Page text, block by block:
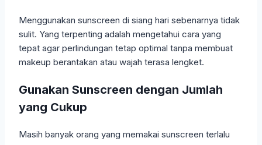
Menggunakan sunscreen di siang hari sebenarnya tidak
sulit. Yang terpenting adalah mengetahui cara yang
tepat agar perlindungan tetap optimal tanpa membuat
makeup berantakan atau wajah terasa lengket.
Gunakan Sunscreen dengan Jumlah
yang Cukup
Masih banyak orang yang memakai sunscreen terlalu